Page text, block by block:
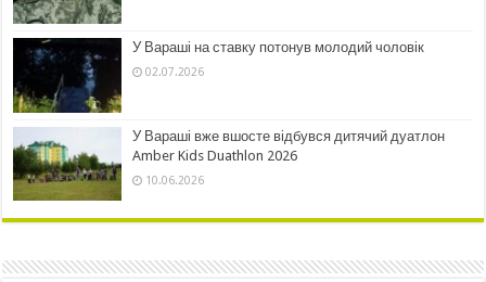
У Вараші на ставку потонув молодий чоловік
02.07.2026
У Вараші вже вшосте відбувся дитячий дуатлон
Amber Kids Duathlon 2026
10.06.2026